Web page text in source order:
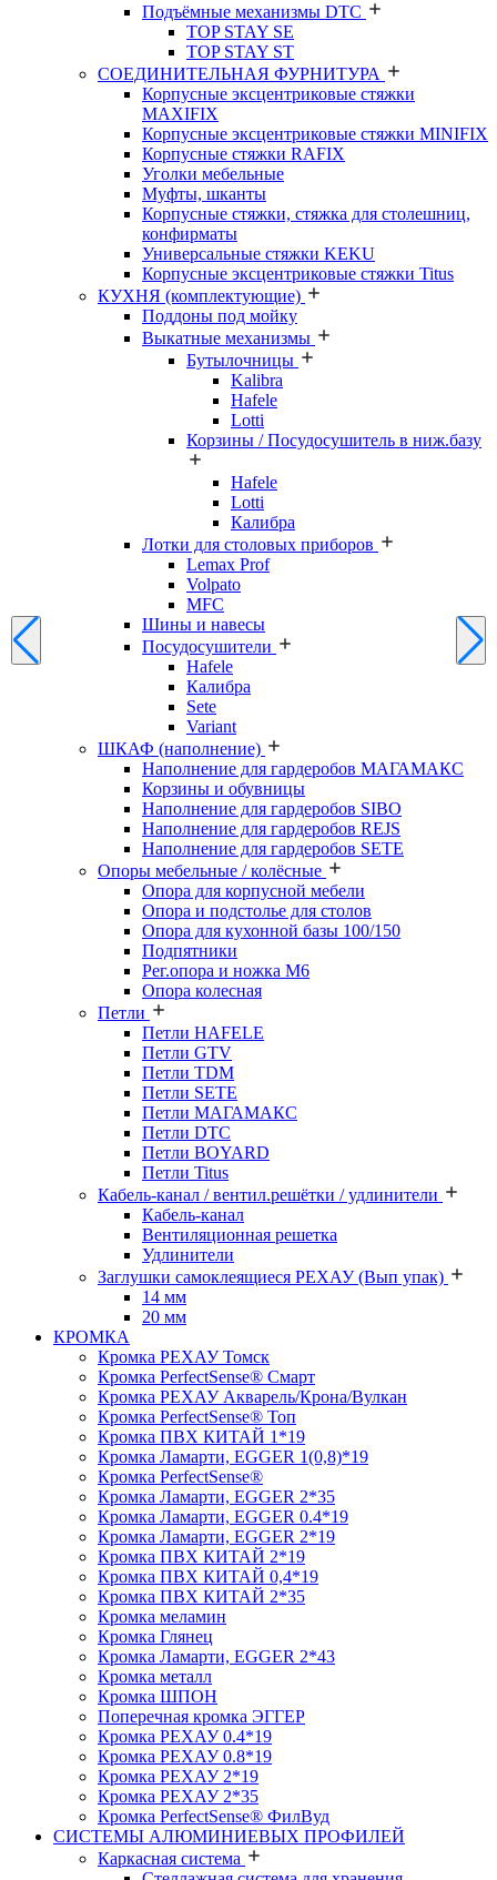
Подъёмные механизмы DTC
TOP STAY SE
TOP STAY ST
СОЕДИНИТЕЛЬНАЯ ФУРНИТУРА
Корпусные эксцентриковые стяжки
MAXIFIX
Корпусные эксцентриковые стяжки MINIFIX
Корпусные стяжки RAFIX
Уголки мебельные
Муфты, шканты
Корпусные стяжки, стяжка для столешниц,
конфирматы
Универсальные стяжки KEKU
Корпусные эксцентриковые стяжки Titus
КУХНЯ (комплектующие)
Поддоны под мойку
Выкатные механизмы
Бутылочницы
Kalibra
Hafele
Lotti
Корзины / Посудосушитель в ниж.базу
Hafele
Lotti
Калибра
Лотки для столовых приборов
Lemax Prof
Volpato
MFC
Шины и навесы
Посудосушители
Hafele
Калибра
Sete
Variant
ШКАФ (наполнение)
Наполнение для гардеробов МАГАМАКС
Корзины и обувницы
Наполнение для гардеробов SIBO
Наполнение для гардеробов REJS
Наполнение для гардеробов SETE
Опоры мебельные / колёсные
Опора для корпусной мебели
Опора и подстолье для столов
Опора для кухонной базы 100/150
Подпятники
Рег.опора и ножка М6
Опора колесная
Петли
Петли HAFELE
Петли GTV
Петли TDM
Петли SETE
Петли МАГАМАКС
Петли DTC
Петли BOYARD
Петли Titus
Кабель-канал / вентил.решётки / удлинители
Кабель-канал
Вентиляционная решетка
Удлинители
Заглушки самоклеящиеся РЕХАУ (Вып упак)
14 мм
20 мм
КРОМКА
Кромка PЕХАУ Томск
Кромка PerfectSense® Смарт
Кромка PЕХАУ Акварель/Крона/Вулкан
Кромка PerfectSense® Топ
Кромка ПВХ КИТАЙ 1*19
Кромка Ламарти, EGGER 1(0,8)*19
Кромка PerfectSense®
Кромка Ламарти, EGGER 2*35
Кромка Ламарти, EGGER 0.4*19
Кромка Ламарти, EGGER 2*19
Кромка ПВХ КИТАЙ 2*19
Кромка ПВХ КИТАЙ 0,4*19
Кромка ПВХ КИТАЙ 2*35
Кромка меламин
Кромка Глянец
Кромка Ламарти, EGGER 2*43
Кромка металл
Кромка ШПОН
Поперечная кромка ЭГГЕР
Кромка PЕХАУ 0.4*19
Кромка PЕХАУ 0.8*19
Кромка PЕХАУ 2*19
Кромка PЕХАУ 2*35
Кромка PerfectSense® ФилВуд
СИСТЕМЫ АЛЮМИНИЕВЫХ ПРОФИЛЕЙ
Каркасная система